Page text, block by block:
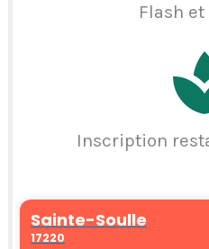
Flash
Inscription